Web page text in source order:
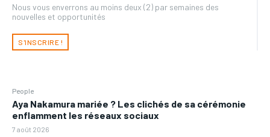
Nous vous enverrons au moins deux (2) par semaines des
nouvelles et opportunités
S'INSCRIRE !
People
Aya Nakamura mariée ? Les clichés de sa cérémonie
enflamment les réseaux sociaux
7 août 2026